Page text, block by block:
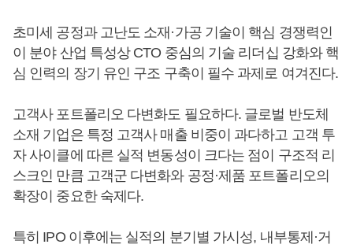
초미세 공정과 고난도 소재·가공 기술이 핵심 경쟁력인
이 분야 산업 특성상 CTO 중심의 기술 리더십 강화와 핵
심 인력의 장기 유인 구조 구축이 필수 과제로 여겨진다.
고객사 포트폴리오 다변화도 필요하다. 글로벌 반도체
소재 기업은 특정 고객사 매출 비중이 과다하고 고객 투
자 사이클에 따른 실적 변동성이 크다는 점이 구조적 리
스크인 만큼 고객군 다변화와 공정·제품 포트폴리오의
확장이 중요한 숙제다.
특히 IPO 이후에는 실적의 분기별 가시성, 내부통제·거